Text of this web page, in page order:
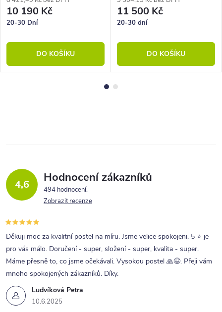
10 190 Kč
20-30 Dní
DO KOŠÍKU
11 500 Kč
20-30 dní
DO KOŠÍKU
4,6 Hodnocení zákazníků
494 hodnocení
Zobrazit recenze
Ludvíková Petra
10.6.2025
Děkuji moc za kvalitní postel na míru. Jsme velice spokojeni. 5 ⭐ je
pro vás málo. Doručení - super, složení - super, kvalita - super.
Máme přesně to, co jsme očekávali. Vysokou postel 🙏😉. Přeji vám
mnoho spokojených zákazníků. Díky.